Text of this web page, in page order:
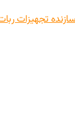
تجهیزات